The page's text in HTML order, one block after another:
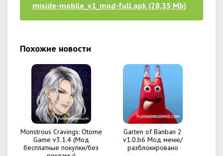
miside-mobile_v1_mod-full.apk (28,35 Mb)
Похожие новости
Monstrous Cravings: Otome
Game v3.1.4 (Мод
бесплатные покупки/без
Garten of Banban 2
v1.0.b6 Мод меню/
разблокировано